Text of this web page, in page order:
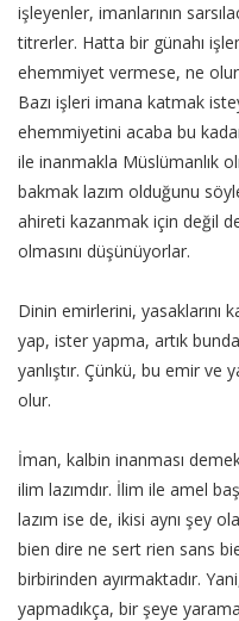
işleyenler, imanlarının
titrerler. Hatta bir günahı
ehemmiyet vermese, ne
Bazı işleri imana katmak
ehemmiyetini acaba bu
ile inanmakla Müslümanlık
bakmak lazım olduğunu
ahireti kazanmak için değil
olmasını düşünüyorlar.
Dinin emirlerini, yasaklarını
yap, ister yapma, artık
yanlıştır. Çünkü, bu emir
olur.
İman, kalbin inanması
ilim lazımdır. İlim ile amel
lazım ise de, ikisi aynı şey
bien dire ne sert rien sans
birbirinden ayırmaktadır.
yapmadıkça, bir şeye